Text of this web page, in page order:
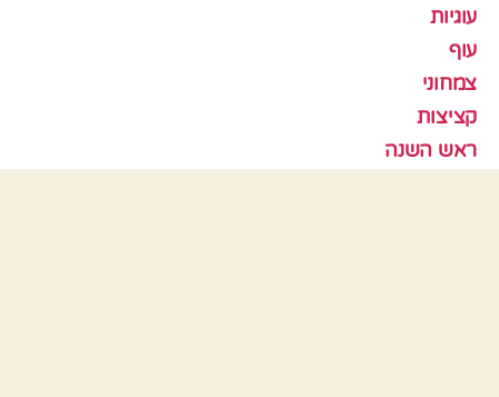
עוגיות
עוף
צמחוני
קציצות
ראש השנה